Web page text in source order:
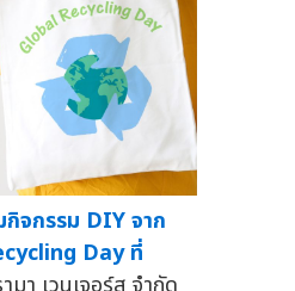
กิจกรรม DIY จาก
Day ที่